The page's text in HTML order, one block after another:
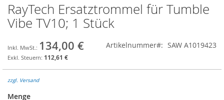
Zum
Anfang
der
springen
RayTech Ersatztrommel für Tumble
Vibe TV10; 1 Stück
134,00 €
112,61 €
Artikelnummer SAW A1019423
zzgl. Versand
Menge